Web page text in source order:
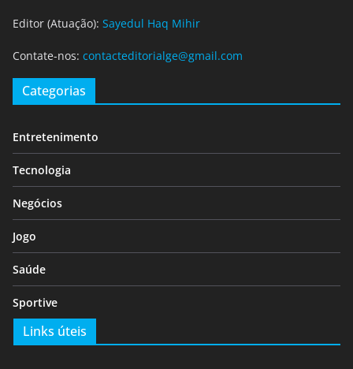
Editor (Atuação): Sayedul Haq Mihir
Contate-nos: contacteditorialge@gmail.com
Categorias
Entretenimento
Tecnologia
Negócios
Jogo
Saúde
Sportive
Links úteis